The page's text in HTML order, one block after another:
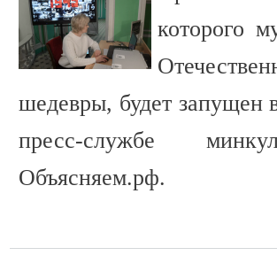
которого
шедевры, будет
пресс-службе
Объясняем.рф.